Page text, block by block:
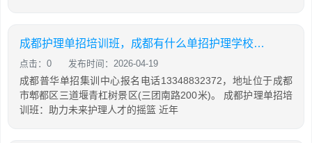
成都护理单招培训班，成都有什么单招护理学校比较好
点击：0 发布时间：2026-04-19
成都普华单招集训中心报名电话13348832372，地址位于成都
市郫都区三道堰青杠树景区(三团南路200米)。 成都护理单招培
训班：助力未来护理人才的摇篮 近年